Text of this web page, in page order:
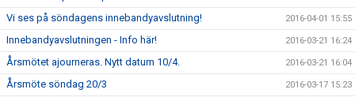
Vi ses på söndagens innebandyavslutning! 2016-04-01 15:55
Innebandyavslutningen - Info här! 2016-03-21 16:24
Årsmötet ajourneras. Nytt datum 10/4. 2016-03-21 16:04
Årsmöte söndag 20/3 2016-03-17 15:23